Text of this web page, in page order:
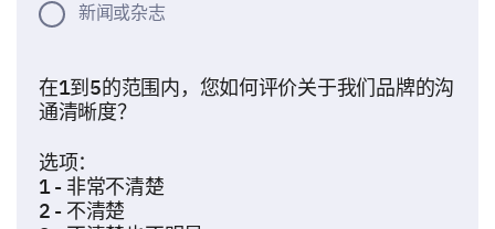
新闻或杂志
在1到5的范围内，您如何评价关于我们品牌的沟
通清晰度？
选项：
1 - 非常不清楚
2 - 不清楚